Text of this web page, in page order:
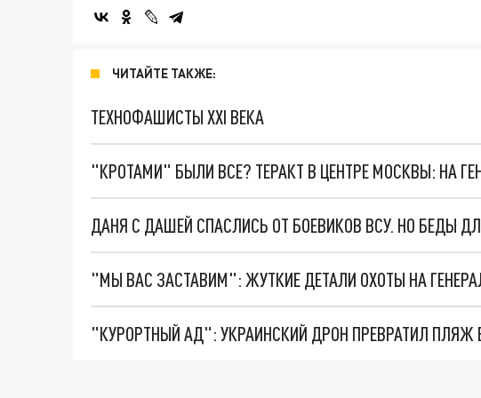
ЧИТАЙТЕ ТАКЖЕ:
ТЕХНОФАШИСТЫ XXI ВЕКА
"КРОТАМИ" БЫЛИ ВСЕ? ТЕРАКТ В ЦЕНТРЕ МОСКВЫ: НА
ДАНЯ С ДАШЕЙ СПАСЛИСЬ ОТ БОЕВИКОВ ВСУ. НО БЕДЫ
"КУРОРТНЫЙ АД": УКРАИНСКИЙ ДРОН ПРЕВРАТИЛ